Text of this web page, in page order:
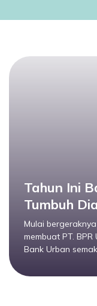
Tahun Ini
Tumbuh
Mulai
membuat PT.
Bank Urban